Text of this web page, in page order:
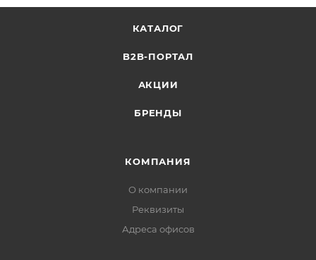
КАТАЛОГ
B2B-ПОРТАЛ
АКЦИИ
БРЕНДЫ
КОМПАНИЯ
О компании
Реквизиты
Адреса офисов